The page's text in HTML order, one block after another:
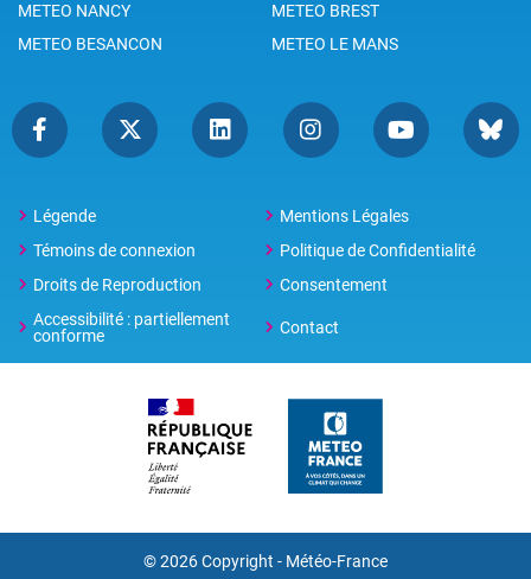
METEO NANCY
METEO BREST
METEO BESANCON
METEO LE MANS
Légende
Mentions Légales
Témoins de connexion
Politique de Confidentialité
Droits de Reproduction
Consentement
Accessibilité : partiellement
conforme
Contact
© 2026 Copyright - Météo-France